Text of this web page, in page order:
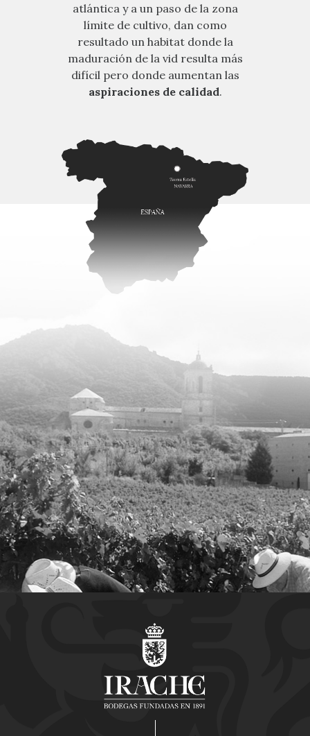
atlántica y a un paso de la zona
límite de cultivo, dan como
resultado un habitat donde la
maduración de la vid resulta más
difícil pero donde aumentan las
aspiraciones de calidad.